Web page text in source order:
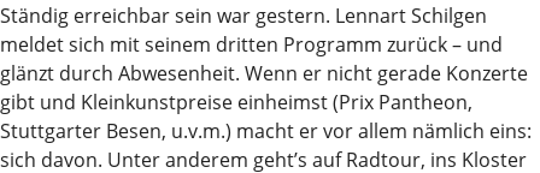
Ständig erreichbar sein war gestern. Lennart Schilgen
meldet sich mit seinem dritten Programm zurück – und
glänzt durch Abwesenheit. Wenn er nicht gerade Konzerte
gibt und Kleinkunstpreise einheimst (Prix Pantheon,
Stuttgarter Besen, u.v.m.) macht er vor allem nämlich eins:
sich davon. Unter anderem geht’s auf Radtour, ins Kloster